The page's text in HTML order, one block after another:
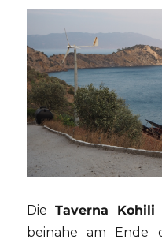
DieTaverna Kohili
beinahe am Ende